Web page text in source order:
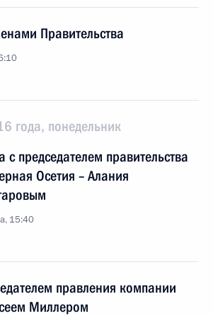
Правительства
года, понедельник
с председателем правительства
Осетия – Алания
15:40
правления компании
Миллером